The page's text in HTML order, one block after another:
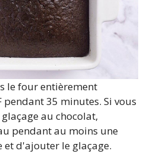
le four entièrement
pendant 35 minutes. Si vous
au chocolat,
pendant au moins une
et d'ajouter le glaçage.